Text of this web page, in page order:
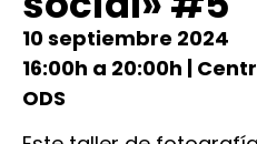
10 septiembre 2024
16:00h a 20:00h |
ODS